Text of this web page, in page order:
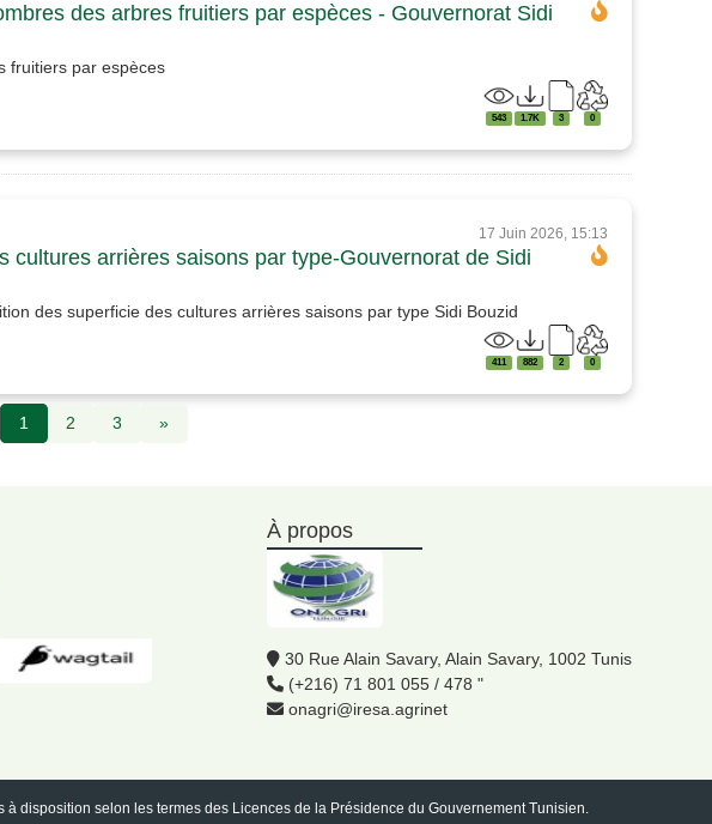
des arbres fruitiers par espèces - Gouvernorat Sidi
fruitiers par espèces
543 1.7K 3 0
17 Juin 2026, 15:13
cultures arrières saisons par type-Gouvernorat de Sidi
des superficie des cultures arrières saisons par type Sidi Bouzid
411 882 2 0
1 2 3 »
À propos
30 Rue Alain Savary, Alain Savary, 1002 Tunis
(+216) 71 801 055 / 478 "
onagri@iresa.agrinet
disposition selon les termes des Licences de la Présidence du Gouvernement Tunisien.